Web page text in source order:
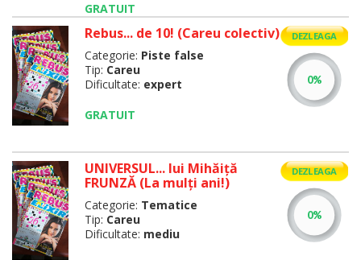
GRATUIT
Rebus... de 10! (Careu colectiv)
Categorie: Piste false
Tip: Careu
Dificultate: expert
GRATUIT
DEZLEAGA
UNIVERSUL... lui Mihăiţă
FRUNZĂ (La mulţi ani!)
Categorie: Tematice
Tip: Careu
Dificultate: mediu
DEZLEAGA